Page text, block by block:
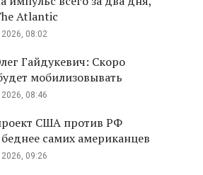
Atlantic
2026, 08:02
Гайдукевич: Скоро
мобилизовывать
2026, 08:46
США против РФ
беднее самих американцев
2026, 09:26